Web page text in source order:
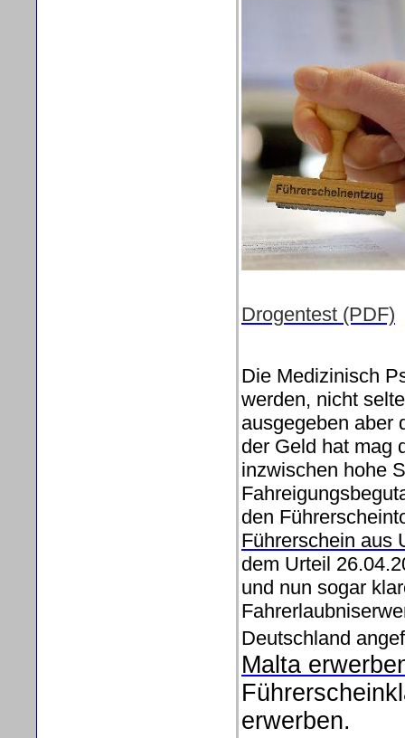
Drogentest (PDF)
Die Medizinisch
werden, nicht
ausgegeben aber
der Geld hat mag
inzwischen hohe
den
Führerschein aus
dem Urteil
und nun sogar
Deutschland
Malta
erwerben.